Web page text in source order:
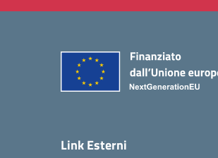
Link Esterni